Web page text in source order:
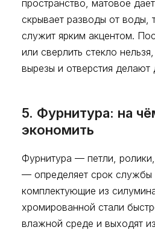
пространство, матовое
скрывает разводы от воды,
служит ярким акцентом.
или сверлить стекло
вырезы и отверстия делают
5. Фурнитура: на
экономить
Фурнитура — петли,
— определяет срок
комплектующие из
хромированной стали
влажной среде и выходят